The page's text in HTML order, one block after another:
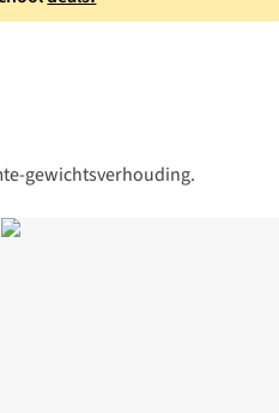
gewichtsverhouding.